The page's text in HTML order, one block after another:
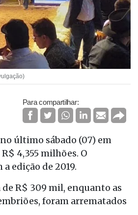
Para compartilhar:
último sábado (07) em
4,355 milhões. O
edição de 2019.
R$ 309 mil, enquanto as
foram arrematados